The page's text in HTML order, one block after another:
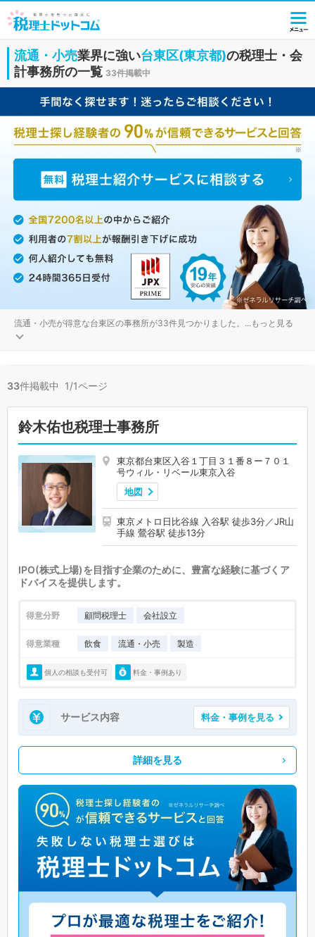
流通・小売業界に強い台東区(東京都)の税理士・会
計事務所の一覧 33件掲載中
流通・小売が得意な台東区の事務所が33件見つかりました。 ...もっと見る
33件掲載中 1/1ページ
鈴木佑也税理士事務所
東京都台東区入谷１丁目３１番８ー７０１
号ウィル・リベール東京入谷
地図
東京メトロ日比谷線 入谷駅 徒歩3分／JR山
手線 鶯谷駅 徒歩13分
IPO(株式上場)を目指す企業のために、豊富な経験に基づくア
ドバイスを提供します。
得意分野 顧問税理士 会社設立
得意業種 飲食 流通・小売 製造
個人の相談も受付可 料金・事例あり
サービス内容 料金・事例を見る
詳細を見る